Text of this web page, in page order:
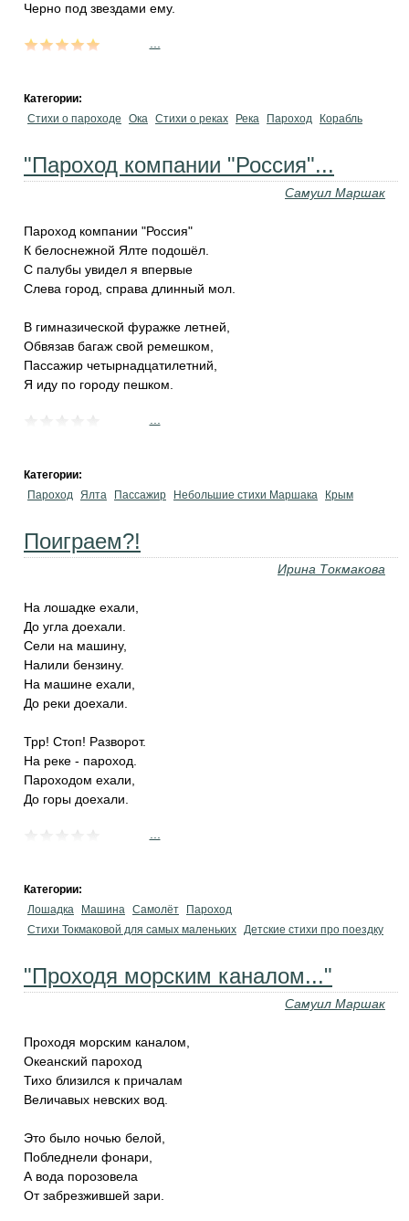
Черно под звездами ему.
Категории:
Стихи о пароходе
Ока Стихи о реках Река Пароход Корабль
"Пароход компании "Россия"...
Самуил Маршак
Пароход компании "Россия"
К белоснежной Ялте подошёл.
С палубы увидел я впервые
Слева город, справа длинный мол.
В гимназической фуражке летней,
Обвязав багаж свой ремешком,
Пассажир четырнадцатилетний,
Я иду по городу пешком.
Категории:
Пароход Ялта Пассажир Небольшие стихи Маршака Крым
Поиграем?!
Ирина Токмакова
На лошадке ехали,
До угла доехали.
Сели на машину,
Налили бензину.
На машине ехали,
До реки доехали.
Трр! Стоп! Разворот.
На реке - пароход.
Пароходом ехали,
До горы доехали.
Категории:
Лошадка
Машина Самолёт
Пароход
Стихи Токмаковой для самых маленьких Детские стихи про поездку
"Проходя морским каналом..."
Самуил Маршак
Проходя морским каналом,
Океанский пароход
Тихо близился к причалам
Величавых невских вод.
Это было ночью белой,
Побледнели фонари,
А вода порозовела
От забрезжившей зари.